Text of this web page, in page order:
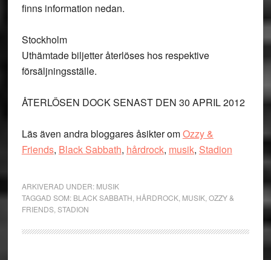
finns information nedan.
Stockholm
Uthämtade biljetter återlöses hos respektive
försäljningsställe.
ÅTERLÖSEN DOCK SENAST DEN 30 APRIL 2012
Läs även andra bloggares åsikter omOzzy &
Friends, Black Sabbath, hårdrock, musik, Stadion
ARKIVERAD UNDER: MUSIK
TAGGAD SOM: BLACK SABBATH HÅRDROCK, MUSIK, OZZY &
FRIENDS, STADION